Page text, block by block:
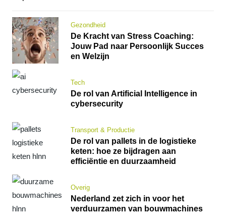
Gezondheid
De Kracht van Stress Coaching:
Jouw Pad naar Persoonlijk Succes
en Welzijn
Tech
De rol van Artificial Intelligence in
cybersecurity
Transport & Productie
De rol van pallets in de logistieke
keten: hoe ze bijdragen aan
efficiëntie en duurzaamheid
Overig
Nederland zet zich in voor het
verduurzamen van bouwmachines